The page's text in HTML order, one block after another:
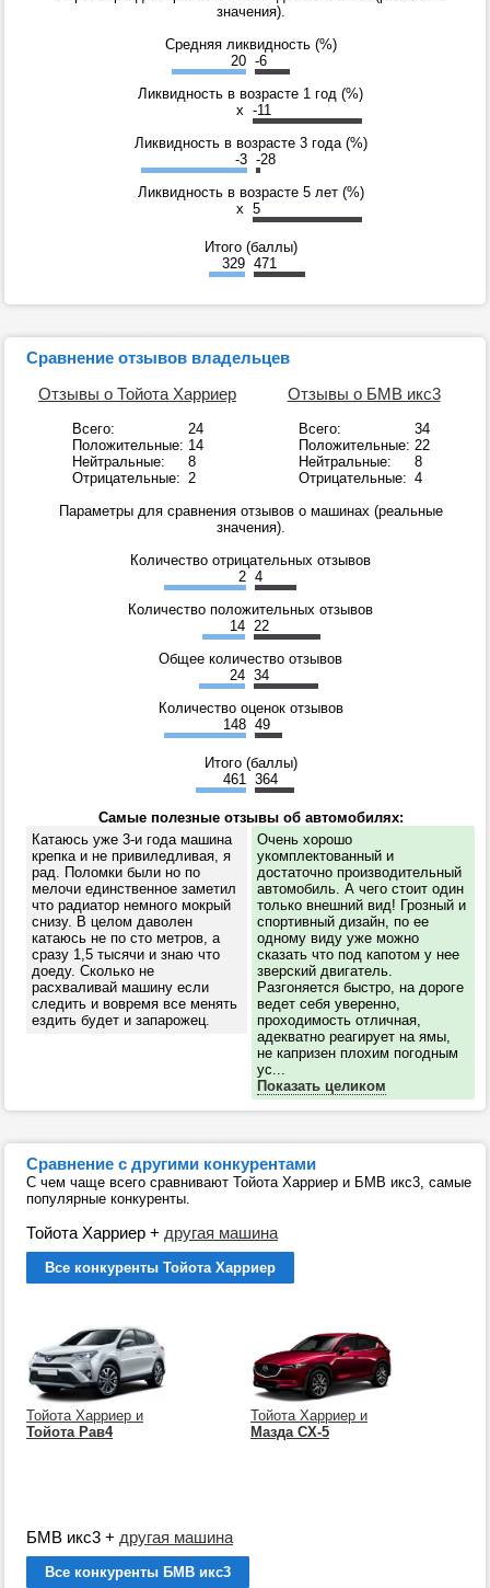
значения).
Средняя ликвидность (%)
20 -6
Ликвидность в возрасте 1 год (%)
x -11
Ликвидность в возрасте 3 года (%)
-3 -28
Ликвидность в возрасте 5 лет (%)
x 5
Итого (баллы)
329 471
Сравнение отзывов владельцев
Отзывы о Тойота Харриер
Всего:
24
Положительные: 14
Нейтральные:
8
Отрицательные: 2
Отзывы о БМВ икс3
Всего:
34
Положительные: 22
Нейтральные:
8
Отрицательные: 4
Параметры для сравнения отзывов о машинах (реальные
значения).
Количество отрицательных отзывов
2 4
Количество положительных отзывов
14 22
Общее количество отзывов
24 34
Количество оценок отзывов
148 49
Итого (баллы)
461
364
Самые полезные отзывы об автомобилях:
Катаюсь уже 3-и года машина
крепка и не привиледливая, я
рад. Поломки были но по
мелочи единственное заметил
что радиатор немного мокрый
снизу. В целом даволен
катаюсь не по сто метров, а
сразу 1,5 тысячи и знаю что
доеду. Сколько не
расхваливай машину если
следить и вовремя все менять
ездить будет и запарожец.
Очень хорошо
укомплектованный и
достаточно производительный
автомобиль. А чего стоит один
только внешний вид! Грозный и
спортивный дизайн, по ее
одному виду уже можно
сказать что под капотом у нее
зверский двигатель.
Разгоняется быстро, на дороге
ведет себя уверенно,
проходимость отличная,
адекватно реагирует на ямы,
не капризен плохим погодным
ус...
Показать целиком
Сравнение с другими конкурентами
С чем чаще всего сравнивают Тойота Харриер и БМВ икс3, самые
популярные конкуренты.
Тойота Харриер + другая машина
Все конкуренты Тойота Харриер
Тойота Харриер и
Тойота Рав4
Тойота Харриер и
Мазда СХ-5
БМВ икс3 + другая машина
Все конкуренты БМВ икс3